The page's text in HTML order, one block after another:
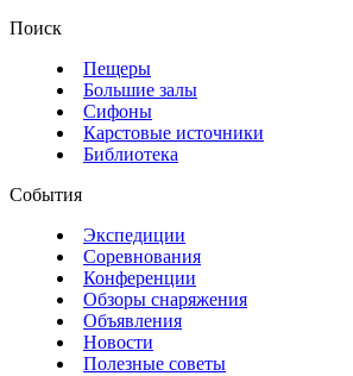
Поиск
Пещеры
Большие залы
Сифоны
Карстовые источники
Библиотека
События
Экспедиции
Соревнования
Конференции
Обзоры снаряжения
Объявления
Новости
Полезные советы